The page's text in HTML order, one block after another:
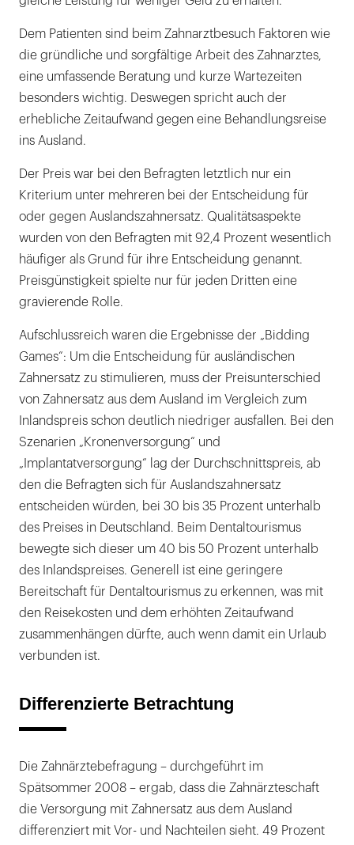
Dem Patienten sind beim Zahnarztbesuch Faktoren wie
die gründliche und sorgfältige Arbeit des Zahnarztes,
eine umfassende Beratung und kurze Wartezeiten
besonders wichtig. Deswegen spricht auch der
erhebliche Zeitaufwand gegen eine Behandlungsreise
ins Ausland.
Der Preis war bei den Befragten letztlich nur ein
Kriterium unter mehreren bei der Entscheidung für
oder gegen Auslandszahnersatz. Qualitätsaspekte
wurden von den Befragten mit 92,4 Prozent wesentlich
häufiger als Grund für ihre Entscheidung genannt.
Preisgünstigkeit spielte nur für jeden Dritten eine
gravierende Rolle.
Aufschlussreich waren die Ergebnisse der „Bidding
Games“: Um die Entscheidung für ausländischen
Zahnersatz zu stimulieren, muss der Preisunterschied
von Zahnersatz aus dem Ausland im Vergleich zum
Inlandspreis schon deutlich niedriger ausfallen. Bei den
Szenarien „Kronenversorgung“ und
„Implantatversorgung“ lag der Durchschnittspreis, ab
den die Befragten sich für Auslandszahnersatz
entscheiden würden, bei 30 bis 35 Prozent unterhalb
des Preises in Deutschland. Beim Dentaltourismus
bewegte sich dieser um 40 bis 50 Prozent unterhalb
des Inlandspreises. Generell ist eine geringere
Bereitschaft für Dentaltourismus zu erkennen, was mit
den Reisekosten und dem erhöhten Zeitaufwand
zusammenhängen dürfte, auch wenn damit ein Urlaub
verbunden ist.
Differenzierte Betrachtung
Die Zahnärztebefragung – durchgeführt im
Spätsommer 2008 – ergab, dass die Zahnärzteschaft
die Versorgung mit Zahnersatz aus dem Ausland
differenziert mit Vor- und Nachteilen sieht. 49 Prozent